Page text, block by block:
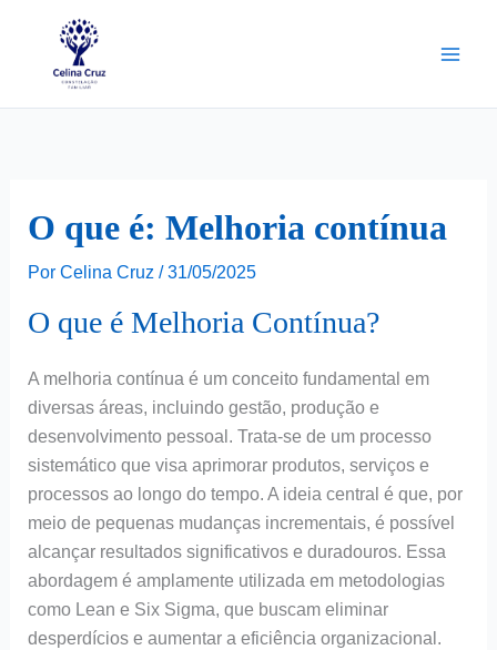
O que é: Melhoria contínua
Por Celina Cruz / 31/05/2025
O que é Melhoria Contínua?
A melhoria contínua é um conceito fundamental em
diversas áreas, incluindo gestão, produção e
desenvolvimento pessoal. Trata-se de um processo
sistemático que visa aprimorar produtos, serviços e
processos ao longo do tempo. A ideia central é que, por
meio de pequenas mudanças incrementais, é possível
alcançar resultados significativos e duradouros. Essa
abordagem é amplamente utilizada em metodologias
como Lean e Six Sigma, que buscam eliminar
desperdícios e aumentar a eficiência organizacional.